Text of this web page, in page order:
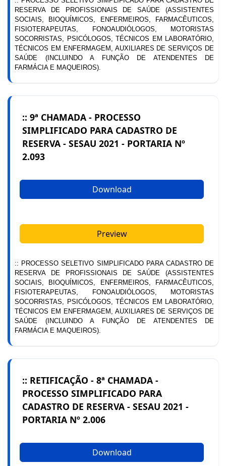
RESERVA DE PROFISSIONAIS DE SAÚDE (ASSISTENTES
SOCIAIS, BIOQUÍMICOS, ENFERMEIROS, FARMACÊUTICOS,
FISIOTERAPEUTAS, FONOAUDIÓLOGOS, MOTORISTAS
SOCORRISTAS, PSICÓLOGOS, TÉCNICOS EM LABORATÓRIO,
TÉCNICOS EM ENFERMAGEM, AUXILIARES DE SERVIÇOS DE
SAÚDE (INCLUINDO A FUNÇÃO DE ATENDENTES DE
FARMÁCIA E MAQUEIROS).
:: 9ª CHAMADA - PROCESSO
SIMPLIFICADO PARA CADASTRO DE
RESERVA - SESAU 2021 - PORTARIA Nº
2.093
Download
Preview
:: PROCESSO SELETIVO SIMPLIFICADO PARA CADASTRO DE
RESERVA DE PROFISSIONAIS DE SAÚDE (ASSISTENTES
SOCIAIS, BIOQUÍMICOS, ENFERMEIROS, FARMACÊUTICOS,
FISIOTERAPEUTAS, FONOAUDIÓLOGOS, MOTORISTAS
SOCORRISTAS, PSICÓLOGOS, TÉCNICOS EM LABORATÓRIO,
TÉCNICOS EM ENFERMAGEM, AUXILIARES DE SERVIÇOS DE
SAÚDE (INCLUINDO A FUNÇÃO DE ATENDENTES DE
FARMÁCIA E MAQUEIROS).
:: RETIFICAÇÃO - 8ª CHAMADA -
PROCESSO SIMPLIFICADO PARA
CADASTRO DE RESERVA - SESAU 2021 -
PORTARIA Nº 2.006
Download